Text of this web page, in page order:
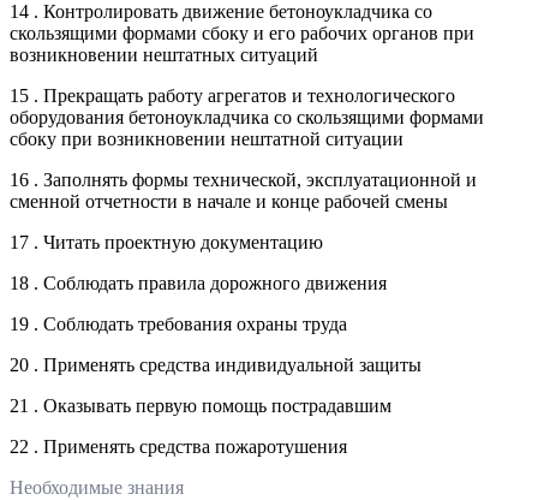
14 . Контролировать движение бетоноукладчика со
скользящими формами сбоку и его рабочих органов при
возникновении нештатных ситуаций
15 . Прекращать работу агрегатов и технологического
оборудования бетоноукладчика со скользящими формами
сбоку при возникновении нештатной ситуации
16 . Заполнять формы технической, эксплуатационной и
сменной отчетности в начале и конце рабочей смены
17 . Читать проектную документацию
18 . Соблюдать правила дорожного движения
19 . Соблюдать требования охраны труда
20 . Применять средства индивидуальной защиты
21 . Оказывать первую помощь пострадавшим
22 . Применять средства пожаротушения
Необходимые знания